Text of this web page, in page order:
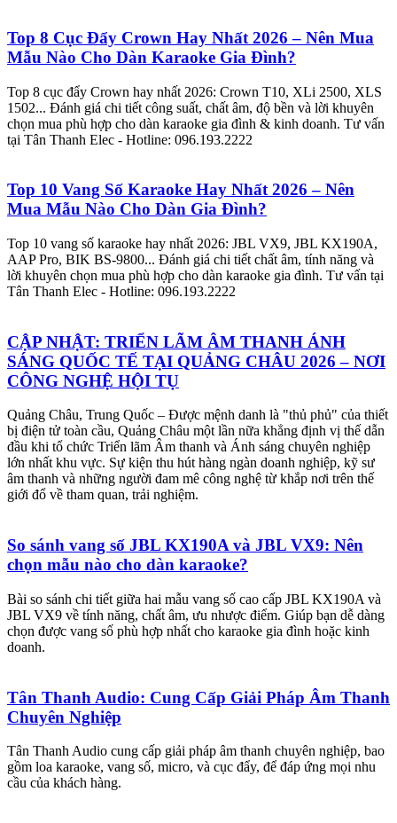
Top 8 Cục Đẩy Crown Hay Nhất 2026 – Nên Mua
Mẫu Nào Cho Dàn Karaoke Gia Đình?
Top 8 cục đẩy Crown hay nhất 2026: Crown T10, XLi 2500, XLS
1502... Đánh giá chi tiết công suất, chất âm, độ bền và lời khuyên
chọn mua phù hợp cho dàn karaoke gia đình & kinh doanh. Tư vấn
tại Tân Thanh Elec - Hotline: 096.193.2222
Top 10 Vang Số Karaoke Hay Nhất 2026 – Nên
Mua Mẫu Nào Cho Dàn Gia Đình?
Top 10 vang số karaoke hay nhất 2026: JBL VX9, JBL KX190A,
AAP Pro, BIK BS-9800... Đánh giá chi tiết chất âm, tính năng và
lời khuyên chọn mua phù hợp cho dàn karaoke gia đình. Tư vấn tại
Tân Thanh Elec - Hotline: 096.193.2222
CẬP NHẬT: TRIỂN LÃM ÂM THANH ÁNH
SÁNG QUỐC TẾ TẠI QUẢNG CHÂU 2026 – NƠI
CÔNG NGHỆ HỘI TỤ
Quảng Châu, Trung Quốc – Được mệnh danh là "thủ phủ" của thiết
bị điện tử toàn cầu, Quảng Châu một lần nữa khẳng định vị thế dẫn
đầu khi tổ chức Triển lãm Âm thanh và Ánh sáng chuyên nghiệp
lớn nhất khu vực. Sự kiện thu hút hàng ngàn doanh nghiệp, kỹ sư
âm thanh và những người đam mê công nghệ từ khắp nơi trên thế
giới đổ về tham quan, trải nghiệm.
So sánh vang số JBL KX190A và JBL VX9: Nên
chọn mẫu nào cho dàn karaoke?
Bài so sánh chi tiết giữa hai mẫu vang số cao cấp JBL KX190A và
JBL VX9 về tính năng, chất âm, ưu nhược điểm. Giúp bạn dễ dàng
chọn được vang số phù hợp nhất cho karaoke gia đình hoặc kinh
doanh.
Tân Thanh Audio: Cung Cấp Giải Pháp Âm Thanh
Chuyên Nghiệp
Tân Thanh Audio cung cấp giải pháp âm thanh chuyên nghiệp, bao
gồm loa karaoke, vang số, micro, và cục đẩy, để đáp ứng mọi nhu
cầu của khách hàng.